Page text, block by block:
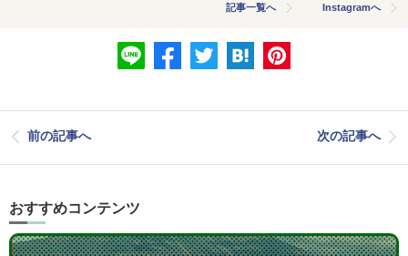
記事一覧へ Instagramへ
前の記事へ 次の記事へ
おすすめコンテンツ